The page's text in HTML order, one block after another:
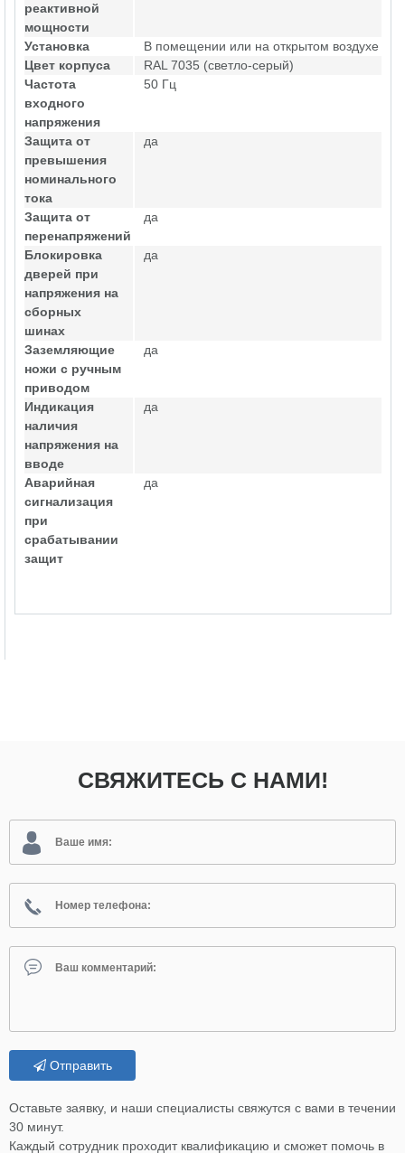
реактивной
мощности
Установка
В помещении или на открытом воздухе
Цвет корпуса
RAL 7035 (светло-серый)
Частота
входного
напряжения
50 Гц
Защита от
превышения
номинального
тока
да
Защита от
перенапряжений
да
Блокировка
дверей при
напряжения на
сборных
шинах
да
Заземляющие
ножи с ручным
приводом
да
Индикация
наличия
напряжения на
вводе
да
Аварийная
сигнализация
при
срабатывании
защит
да
СВЯЖИТЕСЬ С НАМИ!
Отправить
Оставьте заявку, и наши специалисты свяжутся с вами в течении
30 минут.
Каждый сотрудник проходит квалификацию и сможет помочь в